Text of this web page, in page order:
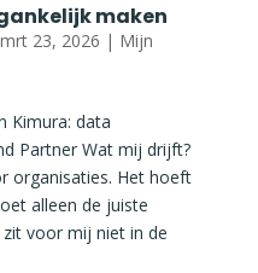
maken
mrt 23, 2026 | Mijn
Kimura: data
Partner Wat mij drijft?
organisaties. Het hoeft
alleen de juiste
voor mij niet in de